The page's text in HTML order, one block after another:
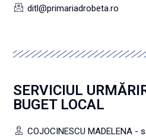
ditl@primariadrobeta.ro
SERVICIUL
BUGET LOCAL
COJOCINESCU MADELENA -